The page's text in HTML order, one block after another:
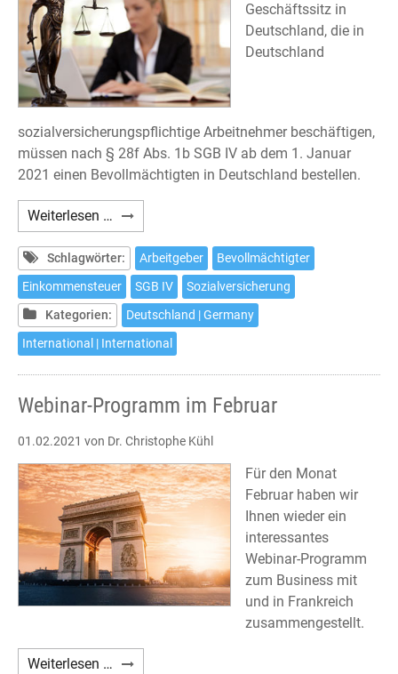
Geschäftssitz in
Deutschland, die in
Deutschland
sozialversicherungspflichtige Arbeitnehmer beschäftigen,
müssen nach § 28f Abs. 1b SGB IV ab dem 1. Januar
2021 einen Bevollmächtigten in Deutschland bestellen.
Weiterlesen … Deutsche
Sozialversicherung:
Bevollmächtigter
in
Deutschland
Schlagwörter: Arbeitgeber
Bevollmächtigter
Einkommensteuer
SGB IV
Sozialversicherung
Kategorien:
Deutschland | Germany
International | International
Webinar-Programm im Februar
01.02.2021 von Dr. Christophe Kühl
Für den Monat
Februar haben wir
Ihnen wieder ein
interessantes
Webinar-Programm
zum Business mit
und in Frankreich
zusammengestellt.
Weiterlesen … Webinar-